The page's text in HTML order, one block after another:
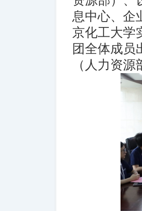
息中心、企
京化工大学
团全体成员
（人力资